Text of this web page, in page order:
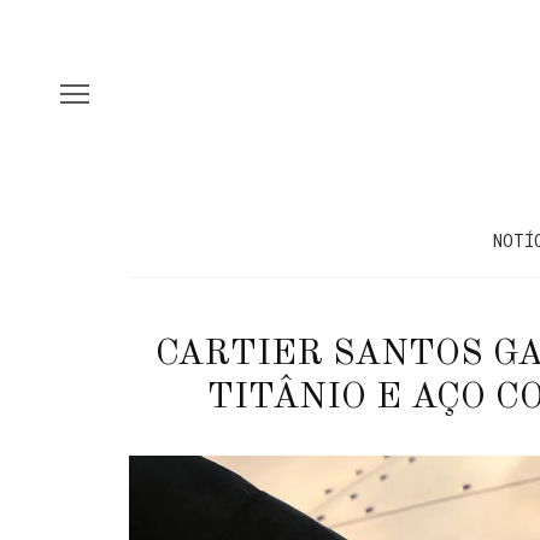
CARTIER SANTOS
TITÂNIO E AÇO